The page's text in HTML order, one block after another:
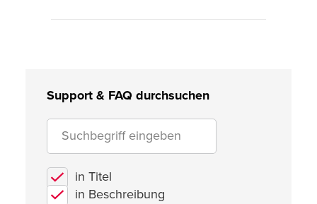
Support & FAQ durchsuchen
in Titel
in Beschreibung